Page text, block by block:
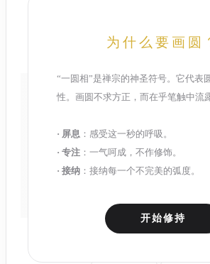
为什么要画圆
“一圆相”是禅宗的神圣符号。它代表
性。画圆不求方正，而在乎笔触中流
· 屏息 ：感受这一秒的呼吸。
· 专注 ：一气呵成，不作修饰。
· 接纳 ：接纳每一个不完美的弧度。
开始修持
每一道金光，都是心念的流转。不求圆